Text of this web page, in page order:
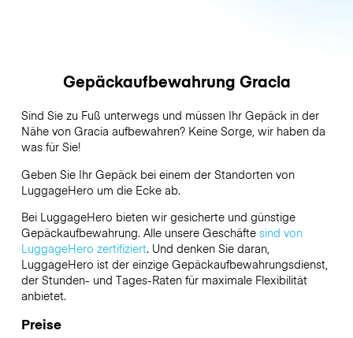
Gepäckaufbewahrung Gracia
Sind Sie zu Fuß unterwegs und müssen Ihr Gepäck in der
Nähe von Gracia aufbewahren? Keine Sorge, wir haben da
was für Sie!
Geben Sie Ihr Gepäck bei einem der Standorten von
LuggageHero um die Ecke ab.
Bei LuggageHero bieten wir gesicherte und günstige
Gepäckaufbewahrung. Alle unsere Geschäfte sind von
LuggageHero zertifiziert. Und denken Sie daran,
LuggageHero ist der einzige Gepäckaufbewahrungsdienst,
der Stunden- und Tages-Raten für maximale Flexibilität
anbietet.
Preise